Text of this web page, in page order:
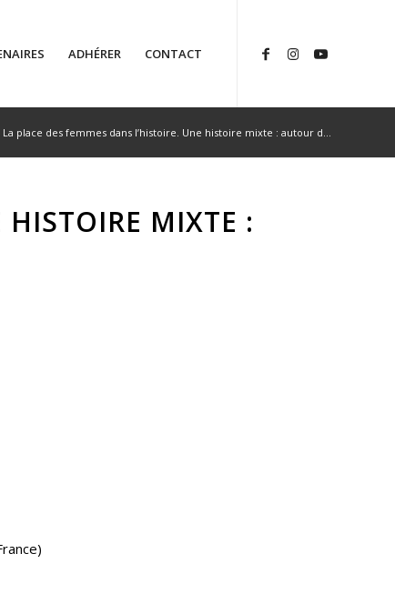
ADHÉRER CONTACT
La place des femmes dans l’histoire. Une histoire mixte : autour d...
HISTOIRE MIXTE :